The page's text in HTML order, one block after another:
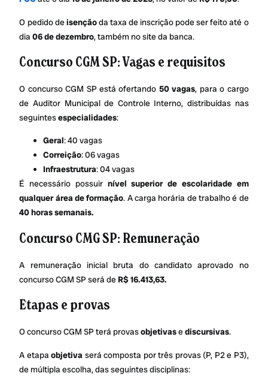
O pedido deisençãoda taxa de inscrição pode ser feito até o
dia06 de dezembro, também no site da banca.
Concurso CGM SP: Vagas e requisitos
O concurso CGM SP está ofertando 50 vagas, para o cargo
de Auditor Municipal de Controle Interno, distribuídas nas
seguintesespecialidades:
Geral: 40 vagas
Correição: 06 vagas
Infraestrutura: 04 vagas
É necessário possuir nível superior de escolaridade em
qualquer área de formação. A carga horária de trabalho é de
40 horas semanais.
Concurso CMG SP: Remuneração
A remuneração inicial bruta do candidato aprovado no
concurso CGM SP será deR$ 16.413,63.
Etapas e provas
O concurso CGM SP terá provasobjetivasediscursivas.
A etapaobjetiva será composta por três provas (P, P2 e P3),
de múltipla escolha, das seguintes disciplinas: